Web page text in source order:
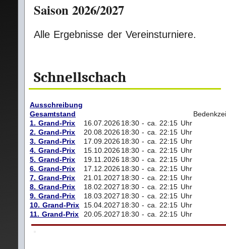
Saison 2026/2027
Alle Ergebnisse der Vereinsturniere.
Schnellschach
Ausschreibung
Gesamtstand
1. Grand-Prix
16.07.2026 18:30 - ca. 22:15 Uhr
2. Grand-Prix
20.08.2026 18:30 - ca. 22:15 Uhr
3. Grand-Prix
17.09.2026 18:30 - ca. 22:15 Uhr
4. Grand-Prix
15.10.2026 18:30 - ca. 22:15 Uhr
5. Grand-Prix
19.11.2026 18:30 - ca. 22:15 Uhr
6. Grand-Prix
17.12.2026 18:30 - ca. 22:15 Uhr
7. Grand-Prix
21.01.2027 18:30 - ca. 22:15 Uhr
8. Grand-Prix
18.02.2027 18:30 - ca. 22:15 Uhr
9. Grand-Prix
18.03.2027 18:30 - ca. 22:15 Uhr
10. Grand-Prix
15.04.2027 18:30 - ca. 22:15 Uhr
11. Grand-Prix
20.05.2027 18:30 - ca. 22:15 Uhr